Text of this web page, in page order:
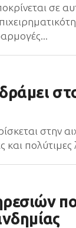
σε
στην
και